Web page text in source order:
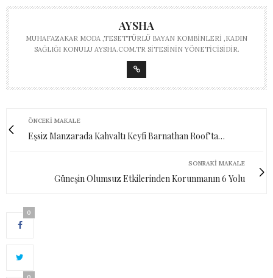
AYSHA
MUHAFAZAKAR MODA ,TESETTÜRLÜ BAYAN KOMBINLERI ,KADIN
SAĞLIĞI KONULU AYSHA.COM.TR SITESININ YÖNETICISIDIR.
ÖNCEKI MAKALE
Eşsiz Manzarada Kahvaltı Keyfi Barnathan Roof’ta…
SONRAKI MAKALE
Güneşin Olumsuz Etkilerinden Korunmanın 6 Yolu
0